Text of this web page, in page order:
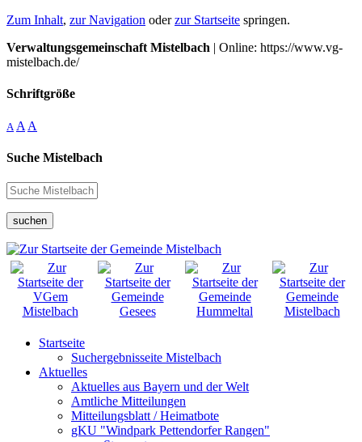
Zum Inhalt, zur Navigation oderzur Startseite springen.
Verwaltungsgemeinschaft Mistelbach | Online: https://www.vg-
mistelbach.de/
Schriftgröße
A A A
Suche Mistelbach
suchen
Startseite
Suchergebnisseite Mistelbach
Aktuelles
Aktuelles aus Bayern und der Welt
Amtliche Mitteilungen
Mitteilungsblatt / Heimatbote
gKU "Windpark Pettendorfer Rangen"